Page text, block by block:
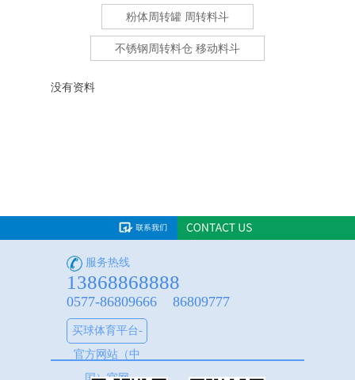
粉体周转罐 周转料斗
不锈钢周转料仓 移动料斗
没有资料
服务热线
13868868888
0577-86809666 86809777
买球体育平台-
官方网站（中